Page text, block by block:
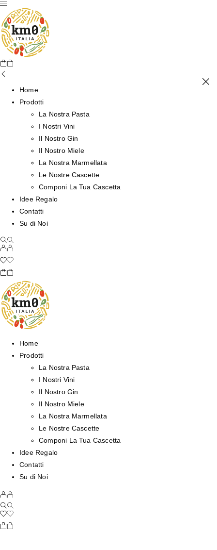
Home
Prodotti
La Nostra Pasta
I Nostri Vini
Il Nostro Gin
Il Nostro Miele
La Nostra Marmellata
Le Nostre Cascette
Componi La Tua Cascetta
Idee Regalo
Contatti
Su di Noi
Home
Prodotti
La Nostra Pasta
I Nostri Vini
Il Nostro Gin
Il Nostro Miele
La Nostra Marmellata
Le Nostre Cascette
Componi La Tua Cascetta
Idee Regalo
Contatti
Su di Noi